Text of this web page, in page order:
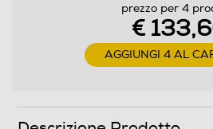
prezzo per 4
€
AGGIUNGI 4 AL